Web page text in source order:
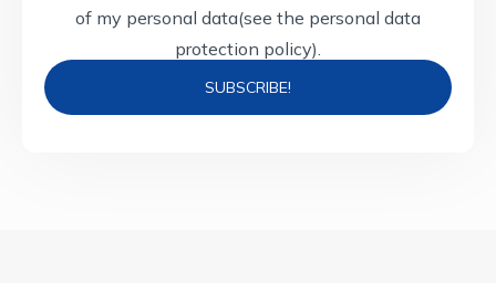
of my personal data(see the personal data
protection policy).